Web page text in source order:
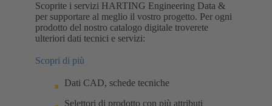
Scoprite i servizi HARTING Engineering Data &
per supportare al meglio il vostro progetto. Per ogni
prodotto del nostro catalogo digitale troverete
ulteriori dati tecnici e servizi:
Scopri di più
Dati CAD, schede tecniche
Selettori di prodotto con più attributi